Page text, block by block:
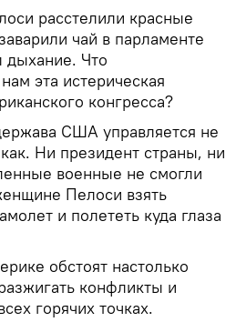
расстелили красные
чай в парламенте
дыхание. Что
эта истерическая
конгресса?
США управляется не
Ни президент страны, ни
военные не смогли
Пелоси взять
и полететь куда глаза
обстоят настолько
конфликты и
горячих точках.